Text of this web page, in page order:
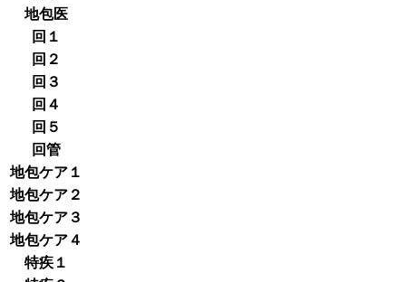
地包医
回１
回２
回３
回４
回５
回管
地包ケア１
地包ケア２
地包ケア３
地包ケア４
特疾１